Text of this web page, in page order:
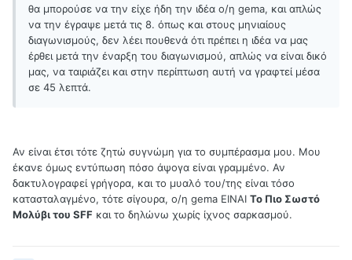
θα μπορούσε να την είχε ήδη την ιδέα ο/η gema, και απλώς
να την έγραψε μετά τις 8. όπως και στους μηνιαίους
διαγωνισμούς, δεν λέει πουθενά ότι πρέπει η ιδέα να μας
έρθει μετά την έναρξη του διαγωνισμού, απλώς να είναι δικό
μας, να ταιριάζει και στην περίπτωση αυτή να γραφτεί μέσα
σε 45 λεπτά.
Αν είναι έτσι τότε ζητώ συγνώμη για το συμπέρασμα μου. Μου
έκανε όμως εντύπωση πόσο άψογα είναι γραμμένο. Αν
δακτυλογραφεί γρήγορα, και το μυαλό του/της είναι τόσο
κατασταλαγμένο, τότε σίγουρα, ο/η gema ΕΙΝΑΙ Το Πιο Σωστό
Μολύβι του SFF και το δηλώνω χωρίς ίχνος σαρκασμού.